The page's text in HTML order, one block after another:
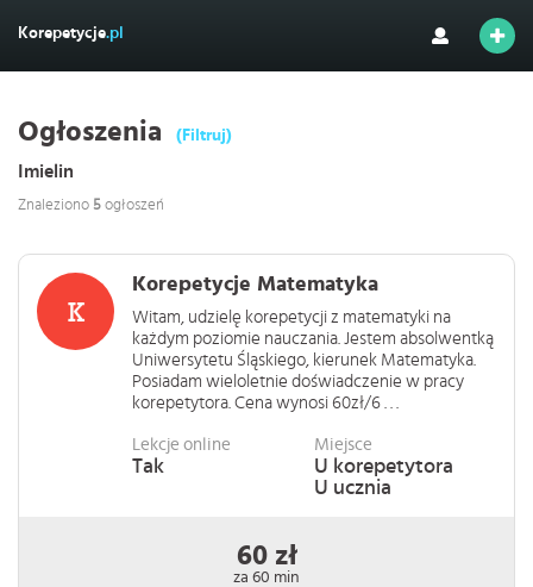
Korepetycje.pl
Ogłoszenia (Filtruj)
Imielin
Znaleziono 5 ogłoszeń
Korepetycje Matematyka
Witam, udzielę korepetycji z matematyki na
każdym poziomie nauczania. Jestem absolwentką
Uniwersytetu Śląskiego, kierunek Matematyka.
Posiadam wieloletnie doświadczenie w pracy
korepetytora. Cena wynosi 60zł/6 . . .
Lekcje online
Tak
Miejsce
U korepetytora
U ucznia
60 zł
za 60 min